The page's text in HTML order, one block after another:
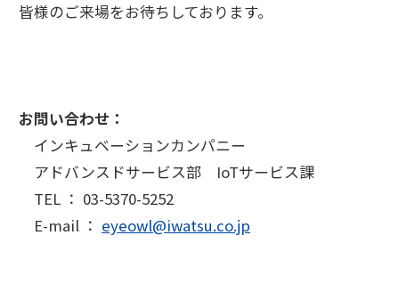
皆様のご来場をお待ちしております。
お問い合わせ：
インキュベーションカンパニー
アドバンスドサービス部 IoTサービス課
TEL ： 03-5370-5252
E-mail ： eyeowl@iwatsu.co.jp